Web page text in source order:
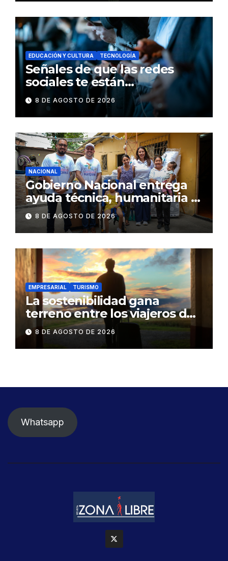
EDUCACIÓN Y CULTURA TECNOLOGÍA
Señales de que las redes
sociales te están
consumiendo
8 DE AGOSTO DE 2026
NACIONAL
Gobierno Nacional entrega
ayuda técnica, humanitaria y
Bono Joaquín Gallegos Lara a
familia en situación de
vulnerabilidad
8 DE AGOSTO DE 2026
EMPRESARIAL TURISMO
La sostenibilidad gana
terreno entre los viajeros de
negocios
8 DE AGOSTO DE 2026
Whatsapp